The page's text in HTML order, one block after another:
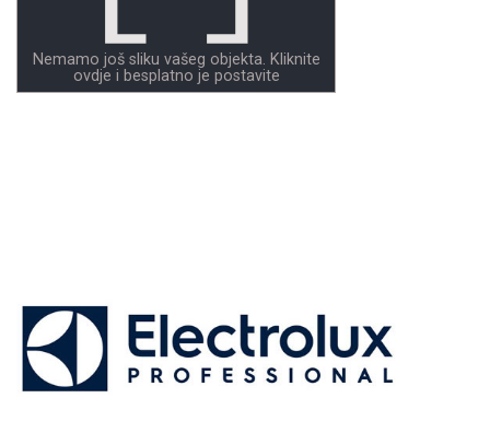
Nemamo još sliku vašeg objekta. Kliknite
ovdje i besplatno je postavite